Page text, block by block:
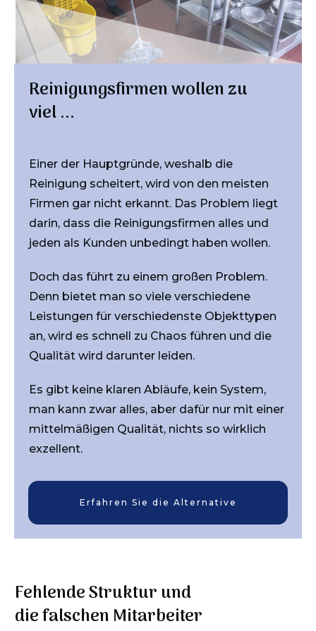
Reinigungsfirmen wollen zu
viel ...
Einer der Hauptgründe, weshalb die
Reinigung scheitert, wird von den meisten
Firmen gar nicht erkannt. Das Problem liegt
darin, dass die Reinigungsfirmen alles und
jeden als Kunden unbedingt haben wollen.
Doch das führt zu einem großen Problem.
Denn bietet man so viele verschiedene
Leistungen für verschiedenste Objekttypen
an, wird es schnell zu Chaos führen und die
Qualität wird darunter leiden.
Es gibt keine klaren Abläufe, kein System,
man kann zwar alles, aber dafür nur mit einer
mittelmäßigen Qualität, nichts so wirklich
exzellent.
Erfahren Sie die Alternative
Fehlende Struktur und
die falschen Mitarbeiter